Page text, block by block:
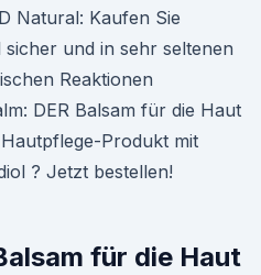
Natural: Kaufen Sie
und in sehr seltenen
Reaktionen
DER Balsam für die Haut
Produkt mit
? Jetzt bestellen!
für die Haut